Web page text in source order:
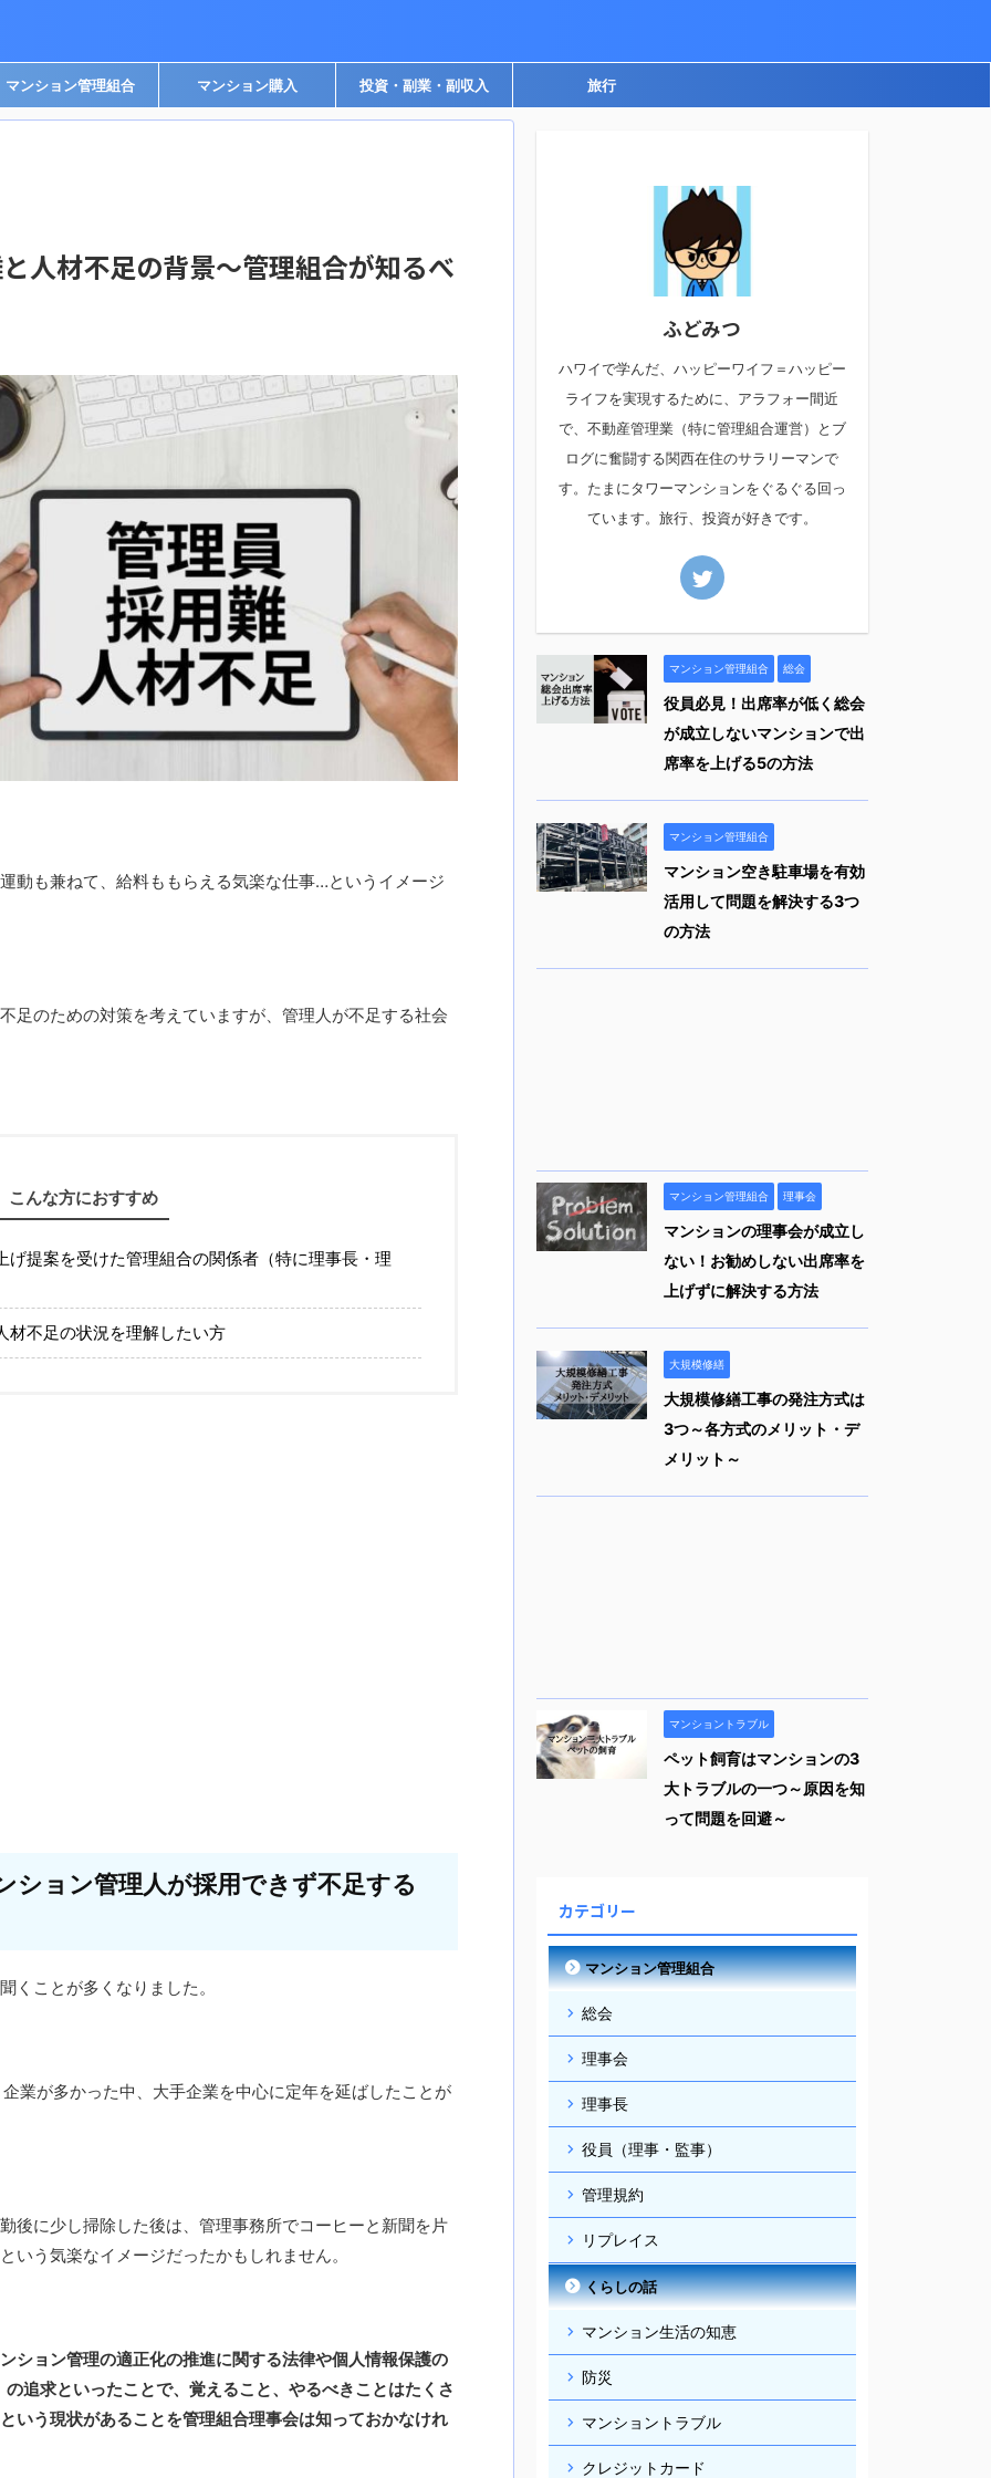
マンション管理組合 マンション購入 投資・副業・副収入 旅行
人材不足の背景～管理組合が知るべ
動も兼ねて、給料ももらえる気楽な仕事…というイメージ
足のための対策を考えていますが、管理人が不足する社会
こんな方におすすめ
げ提案を受けた管理組合の関係者（特に理事長・理
材不足の状況を理解したい方
ョン管理人が採用できず不足する
くことが多くなりました。
業が多かった中、大手企業を中心に定年を延ばしたことが
後に少し掃除した後は、管理事務所でコーヒーと新聞を片
う気楽なイメージだったかもしれません。
ション管理の適正化の推進に関する法律や個人情報保護の
追求といったことで、覚えること、やるべきことはたくさ
いう現状があることを管理組合理事会は知っておかなけれ
ふどみつ
ハワイで学んだ、ハッピーワイフ＝ハッピー
ライフを実現するために、アラフォー間近
で、不動産管理業（特に管理組合運営）とブ
ログに奮闘する関西在住のサラリーマンで
す。たまにタワーマンションをぐるぐる回っ
ています。旅行、投資が好きです。
マンション管理組合 総会
役員必見！出席率が低く総会
が成立しないマンションで出
席率を上げる5の方法
マンション管理組合
マンション空き駐車場を有効
活用して問題を解決する3つ
の方法
マンション管理組合 理事会
マンションの理事会が成立し
ない！お勧めしない出席率を
上げずに解決する方法
大規模修繕
大規模修繕工事の発注方式は
3つ～各方式のメリット・デ
メリット～
マンショントラブル
ペット飼育はマンションの3
大トラブルの一つ～原因を知
って問題を回避～
カテゴリー
マンション管理組合
総会
理事会
理事長
役員（理事・監事）
管理規約
リプレイス
くらしの話
マンション生活の知恵
防災
マンショントラブル
クレジットカード